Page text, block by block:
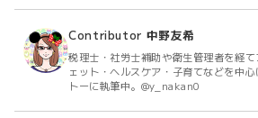
Contributor 中野友希
税理士・社労士補助や衛生管理者を経
ェット・ヘルスケア・子育てなどを中
トーに執筆中。@y_nakan0